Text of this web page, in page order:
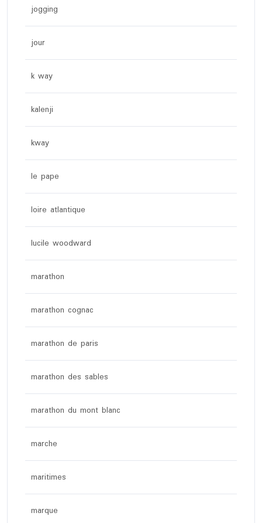
jogging
jour
k way
kalenji
kway
le pape
loire atlantique
lucile woodward
marathon
marathon cognac
marathon de paris
marathon des sables
marathon du mont blanc
marche
maritimes
marque